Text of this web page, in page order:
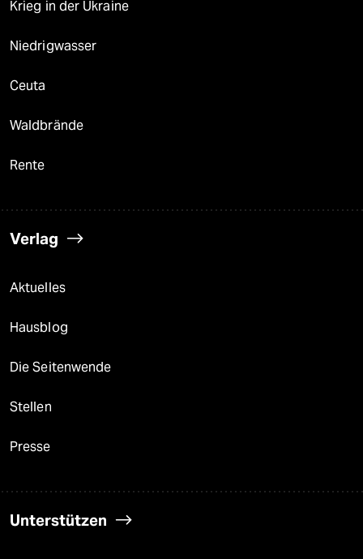
Krieg in der Ukraine
Niedrigwasser
Ceuta
Waldbrände
Rente
Verlag
Aktuelles
Hausblog
Die Seitenwende
Stellen
Presse
Unterstützen